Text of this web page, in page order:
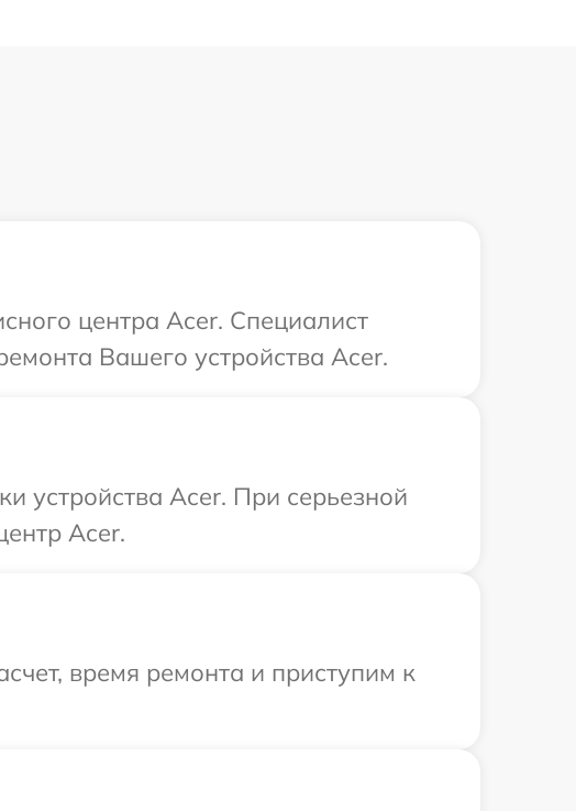
центра Acer. Специалист
Вашего устройства Acer.
устройства Acer. При серьезной
Acer.
время ремонта и приступим к